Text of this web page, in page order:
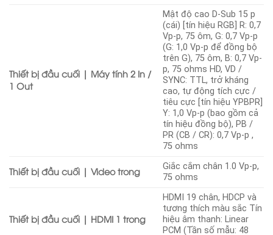
Thiết bị đầu cuối | Máy tính 2 In /
1 Out
Mật độ cao D-Sub 15 p
(cái) [tín hiệu RGB] R: 0,7
Vp-p, 75 ôm, G: 0,7 Vp-p
(G: 1,0 Vp-p để đồng bộ
trên G), 75 ôm, B: 0,7 Vp-
p, 75 ohms HD, VD /
SYNC: TTL, trở kháng
cao, tự động tích cực /
tiêu cực [tín hiệu YPBPR]
Y: 1,0 Vp-p (bao gồm cả
tín hiệu đồng bộ), PB /
PR (CB / CR): 0,7 Vp-p ,
75 ohms
Thiết bị đầu cuối | Video trong
Giắc cắm chân 1.0 Vp-p,
75 ohms
Thiết bị đầu cuối | HDMI 1 trong
HDMI 19 chân, HDCP và
tương thích màu sắc Tín
hiệu âm thanh: Linear
PCM (Tần số mẫu: 48